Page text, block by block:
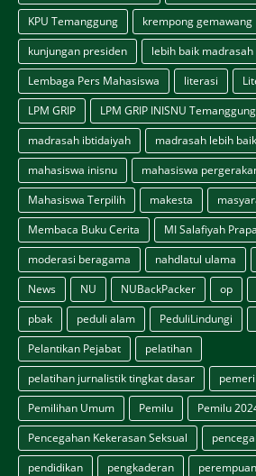
KPU Temanggung
krempong gemawang
kunjungan presiden
lebih baik madrasah
Lembaga Pers Mahasiswa
literasi
LPM GRIP
LPM GRIP INISNU Temanggung
madrasah ibtidaiyah
madrasah lebih baik
mahasiswa inisnu
mahasiswa
Mahasiswa Terpilih
makesta
Membaca Buku Cerita
MI Salafiyah
moderasi beragama
nahdlatul ulama
News
NU NUBackPacker op
pbak
peduli alam PeduliLindungi
Pelantikan Pejabat
pelatihan
pelatihan jurnalistik tingkat dasar
Pemilihan Umum
Pemilu Pemilu
Pencegahan Kekerasan Seksual
pendidikan
pengkaderan